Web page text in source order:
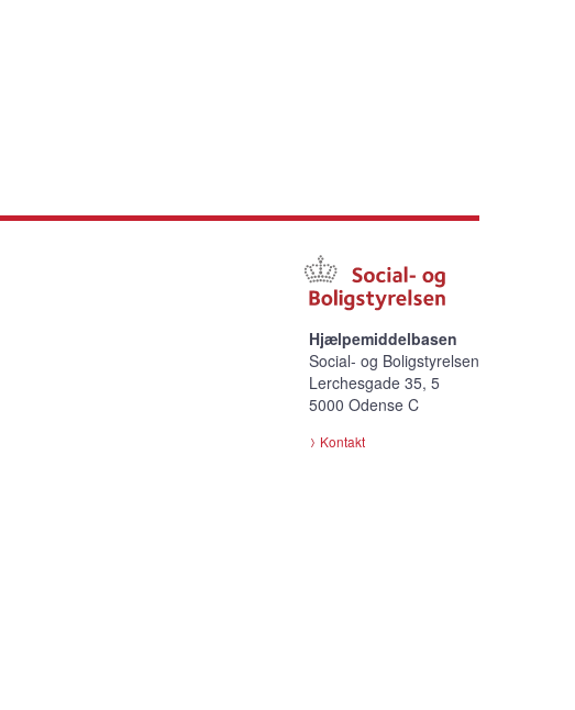
Hjælpemiddelbasen
Social- og Boligstyrelsen
Lerchesgade 35, 5
5000 Odense C
Kontakt